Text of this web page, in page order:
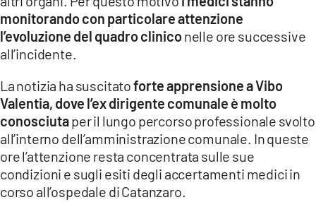
monitorando con particolare attenzione
l’evoluzione del quadro cliniconelle ore successive
all’incidente.
La notizia ha suscitatoforte apprensione a Vibo
Valentia, dove l’ex dirigente comunale è molto
conosciutaper il lungo percorso professionale svolto
all’interno dell’amministrazione comunale. In queste
ore l’attenzione resta concentrata sulle sue
condizioni e sugli esiti degli accertamenti medici in
corso all’ospedale di Catanzaro.